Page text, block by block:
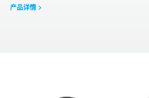
产品详情 >